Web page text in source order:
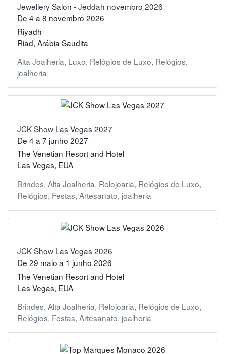
Jewellery Salon - Jeddah novembro 2026
De 4 a 8 novembro 2026
Riyadh
Riad, Arábia Saudita
Alta Joalheria, Luxo, Relógios de Luxo, Relógios,
joalheria
JCK Show Las Vegas 2027
De 4 a 7 junho 2027
The Venetian Resort and Hotel
Las Vegas, EUA
Brindes, Alta Joalheria, Relojoaria, Relógios de Luxo,
Relógios, Festas, Artesanato, joalheria
JCK Show Las Vegas 2026
De 29 maio a 1 junho 2026
The Venetian Resort and Hotel
Las Vegas, EUA
Brindes, Alta Joalheria, Relojoaria, Relógios de Luxo,
Relógios, Festas, Artesanato, joalheria